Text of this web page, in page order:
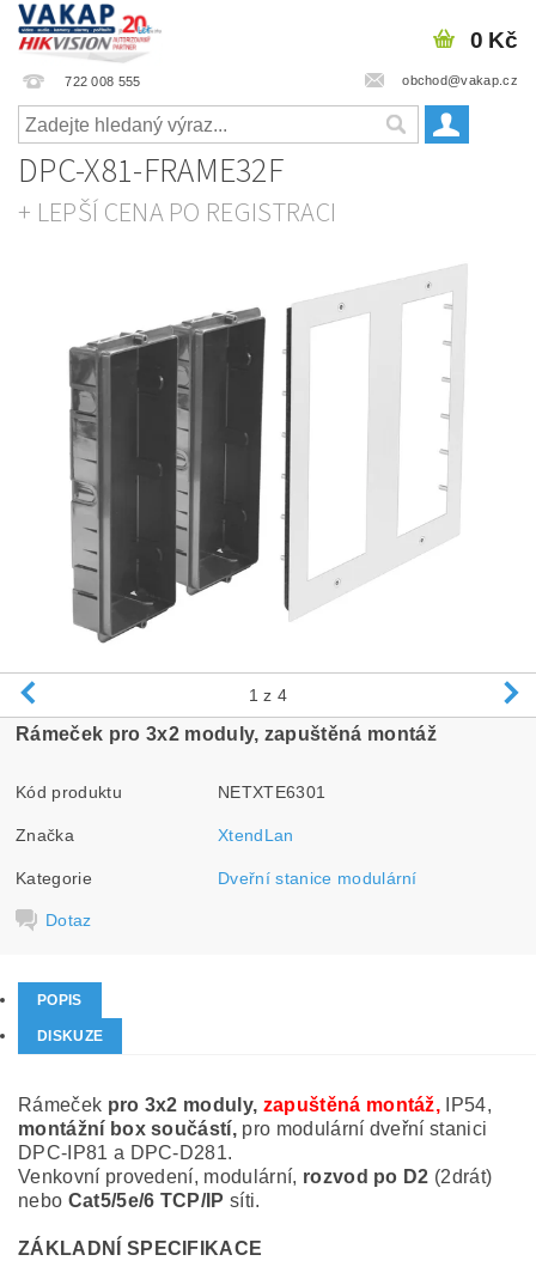
722 008 555 obchod@vakap.cz
0 Kč
DPC-X81-FRAME32F
+ LEPŠÍ CENA PO REGISTRACI
1 z 4
Rámeček pro 3x2 moduly, zapuštěná montáž
Kód produktu NETXTE6301
Značka XtendLan
Kategorie Dveřní stanice modulární
Dotaz
POPIS
DISKUZE
Rámeček pro 3x2 moduly, zapuštěná montáž, IP54,
montážní box součástí, pro modulární dveřní stanici
DPC-IP81 a DPC-D281.
Venkovní provedení, modulární, rozvod po D2 (2drát)
nebo Cat5/5e/6 TCP/IP síti.
ZÁKLADNÍ SPECIFIKACE